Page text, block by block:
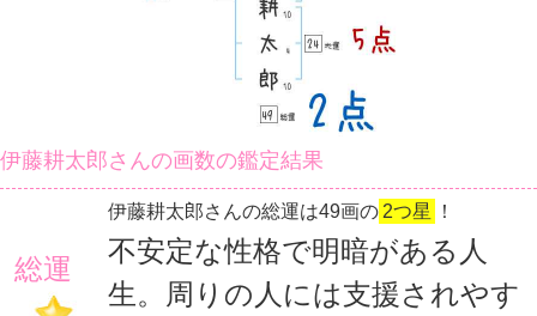
伊藤耕太郎さんの画数の鑑定結果
総運
伊藤耕太郎さんの総運は49画の 2つ星 ！
不安定な性格で明暗がある人
生。周りの人には支援されやす